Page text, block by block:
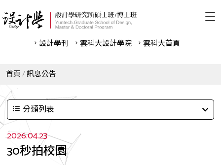
設計學刊 雲科⼤設計學院 雲科⼤首頁
首頁 訊息公告
分類列表
2026.04.23
30秒拍校園